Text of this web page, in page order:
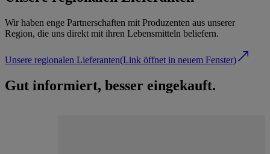
Wir haben enge Partnerschaften mit Produzenten aus unserer
Region, die uns direkt mit ihren Lebensmitteln beliefern.
Unsere regionalen Lieferanten(Link öffnet in neuem Fenster)
Gut informiert, besser eingekauft.